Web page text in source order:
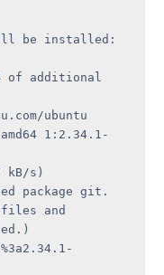
be installed:
of additional
ubuntu
1:2.34.1-
kB/s)
package git.
files and